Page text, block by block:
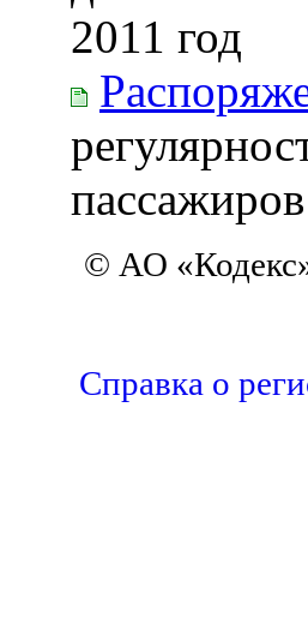
2011 год
© АО
Справка о